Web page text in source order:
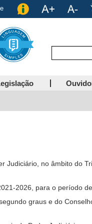
Judiciário, no âmbito do
2026, para o período
graus e do